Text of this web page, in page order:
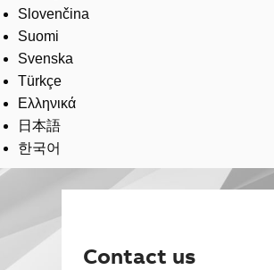
Slovenčina
Suomi
Svenska
Türkçe
Ελληνικά
日本語
한국어
Contact us